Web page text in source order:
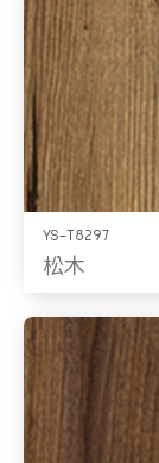
YS-T8297
松木